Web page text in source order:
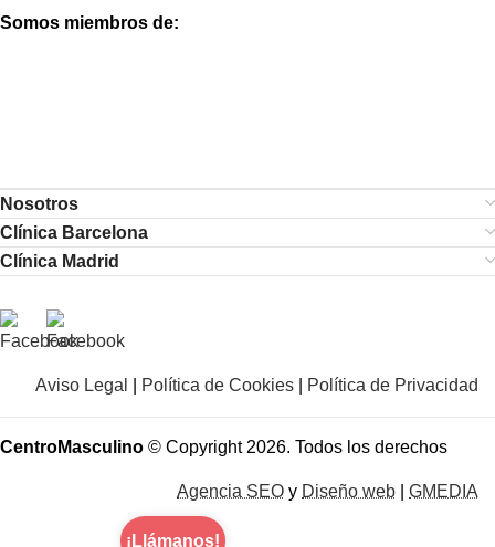
Somos miembros de:
Nosotros
Clínica Barcelona
Clínica Madrid
Aviso Legal Política de Cookies Política de Privacidad
CentroMasculino © Copyright 2026. Todos los derechos
Agencia SEO y Diseño web GMEDIA
¡Llámanos!